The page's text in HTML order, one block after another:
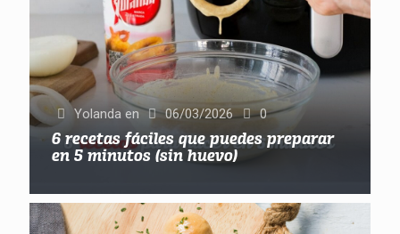
Yolanda en 06/03/2026 0
6 recetas fáciles que puedes preparar
en 5 minutos (sin huevo)